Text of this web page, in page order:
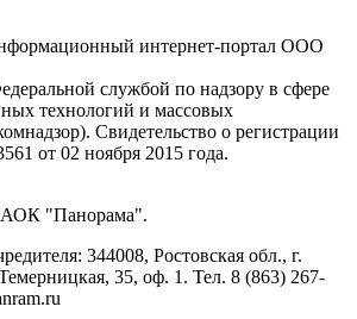
интернет-портал ООО
службой по надзору в сфере
технологий и массовых
Cвидетельство о регистрации
от 02 ноября 2015 года.
"Панорама".
344008, Ростовская обл., г.
35, оф. 1. Тел. 8 (863) 267-